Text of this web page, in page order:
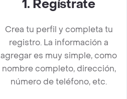
1. Regístrate
Crea tu perfil y completa tu
registro. La información a
agregar es muy simple, como
nombre completo, dirección,
número de teléfono, etc.